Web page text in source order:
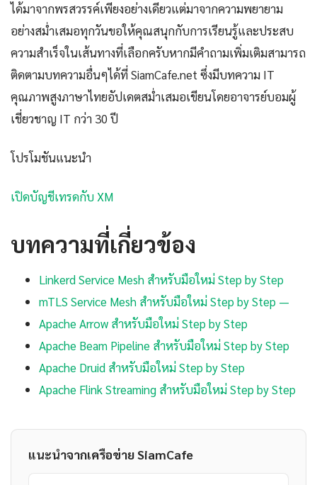
ได้มาจากพรสวรรค์เพียงอย่างเดียวแต่มาจากความพยายาม
อย่างสม่ำเสมอทุกวันขอให้คุณสนุกกับการเรียนรู้และประสบ
ความสำเร็จในเส้นทางที่เลือกครับหากมีคำถามเพิ่มเติมสามารถ
ติดตามบทความอื่นๆได้ที่ SiamCafe.net ซึ่งมีบทความ IT
คุณภาพสูงภาษาไทยอัปเดตสม่ำเสมอเขียนโดยอาจารย์บอมผู้
เชี่ยวชาญ IT กว่า 30 ปี
โปรโมชันแนะนำ
เปิดบัญชีเทรดกับ XM
บทความที่เกี่ยวข้อง
Linkerd Service Mesh สำหรับมือใหม่ Step by Step
mTLS Service Mesh สำหรับมือใหม่ Step by Step —
Apache Arrow สำหรับมือใหม่ Step by Step
Apache Beam Pipeline สำหรับมือใหม่ Step by Step
Apache Druid สำหรับมือใหม่ Step by Step
Apache Flink Streaming สำหรับมือใหม่ Step by Step
แนะนำจากเครือข่าย SiamCafe